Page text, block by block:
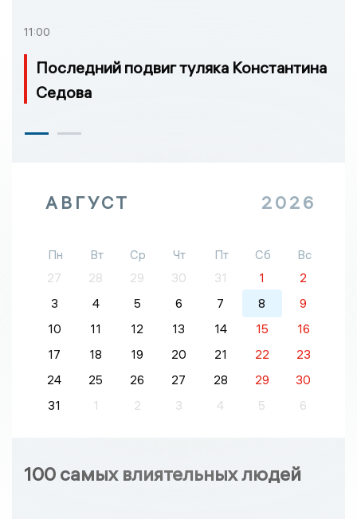
11:00
Последний подвиг туляка Константина
Седова
АВГУСТ 2026
Пн Вт Ср Чт Пт Сб
Вс
27
28 29 30 31 1
2
3
4 5 6 7 8
9
10
11 12 13 14 15
16
17
18 19 20 21 22
23
24
25 26 27 28 29
30
31
1 2 3 4 5 6
100 самых влиятельных людей